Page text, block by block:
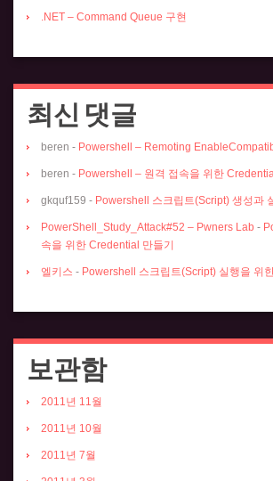
.NET – Command Queue 구현
최신 댓글
beren - Powershell – Remoting
beren - Powershell – 원격 접속을 위한
gkquf159 - Powershell 스크립트(Script) 생성과
PowerShell_Study_Attack#52 – Pwners Lab -
속을 위한 Credential 만들기
엘키스 - Powershell 스크립트(Script) 실행을 위한
보관함
2011년 11월
2011년 10월
2011년 7월